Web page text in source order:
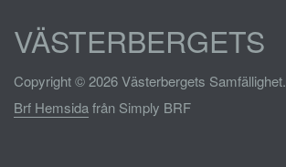
VÄSTERBERGETS
Copyright © 2026 Västerbergets Samfällighet.
Brf Hemsidafrån Simply BRF